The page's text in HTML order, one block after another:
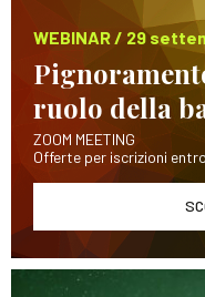
WEBINAR / 29
ruolo della
ZOOM MEETING
Offerte per iscrizioni